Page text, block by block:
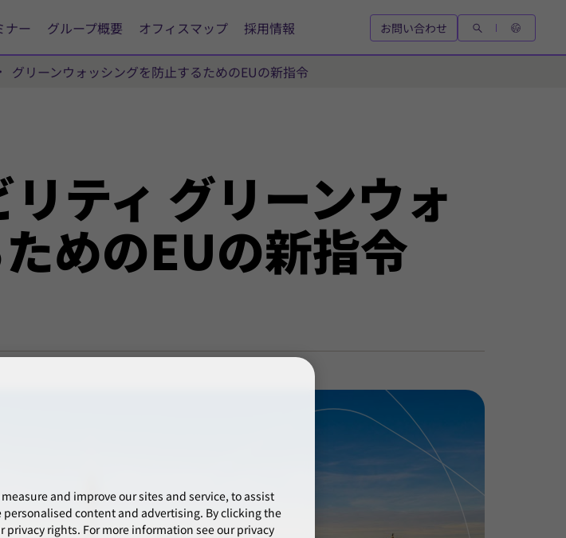
ナー グループ概要 オフィスマップ 採用情報 お問い合わせ
グリーンウォッシングを防止するためのEUの新指令
ティ グリーンウォ
めのEUの新指令
and improve our sites and service, to assist
content and advertising. By clicking the
rights. For more information see our privacy